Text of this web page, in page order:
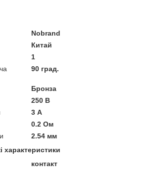
Nobrand
Китай
1
90 град.
Бронза
250 В
3 А
0.2 Ом
2.54 мм
характеристики
контакт